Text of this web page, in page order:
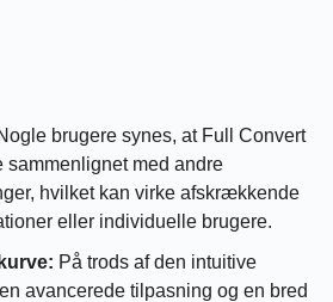
brugere synes, at Full Convert
sammenlignet med andre
hvilket kan virke afskrækkende
eller individuelle brugere.
På trods af den intuitive
avancerede tilpasning og en bred